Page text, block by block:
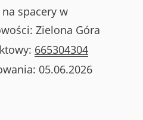
spacery w
Zielona Góra
665304304
05.06.2026